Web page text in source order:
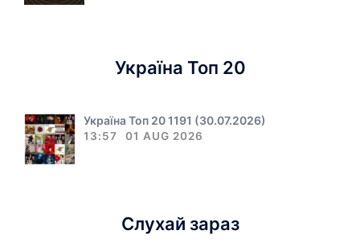
Україна Топ 20
Україна Топ 20 1191 (30.07.2026)
13:57 01 AUG 2026
Слухай зараз